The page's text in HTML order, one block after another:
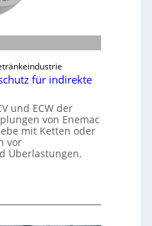
für indirekte
und ECW der
von Enemac
mit Ketten oder
vor
Überlastungen.